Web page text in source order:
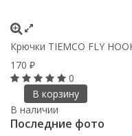
Крючки ТIEMCO FLY
170 ₽
0
В корзину
В наличии
Последние фото